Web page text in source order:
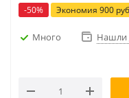
-50% Экономия 900
Много Нашли